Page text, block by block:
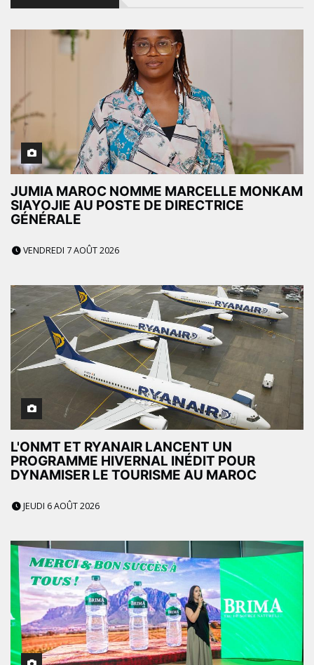
JUMIA MAROC NOMME MARCELLE MONKAM
SIAYOJIE AU POSTE DE DIRECTRICE
GÉNÉRALE
VENDREDI 7 AOÛT 2026
L'ONMT ET RYANAIR LANCENT UN
PROGRAMME HIVERNAL INÉDIT POUR
DYNAMISER LE TOURISME AU MAROC
JEUDI 6 AOÛT 2026